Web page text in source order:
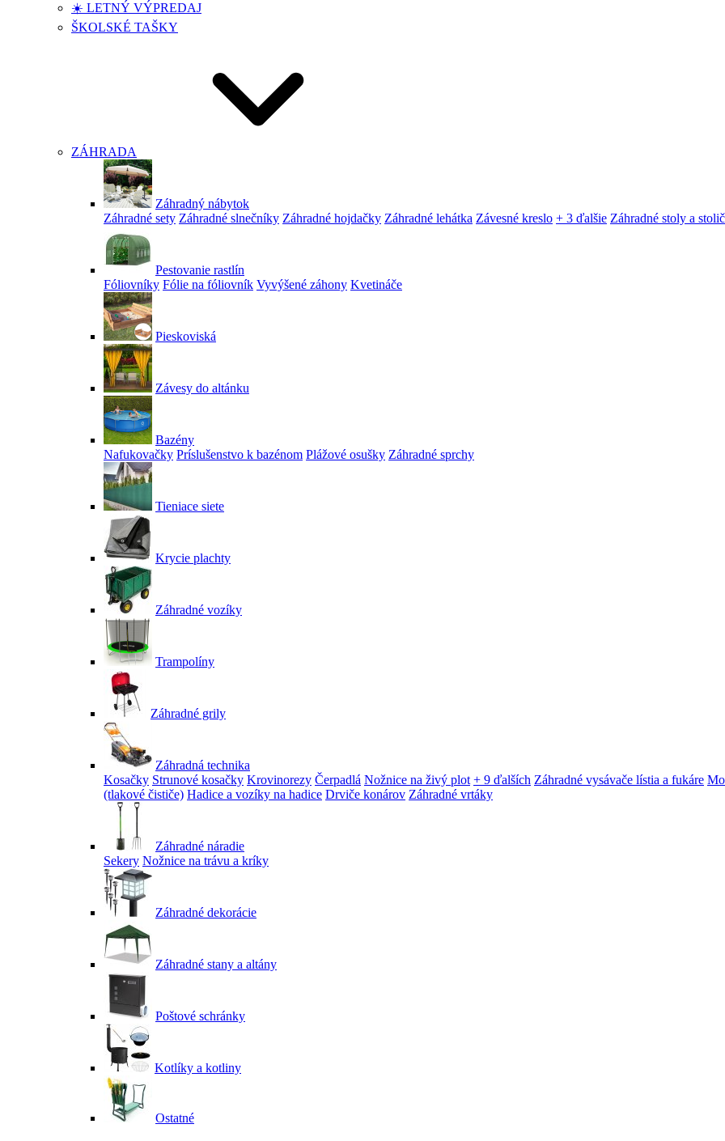
☀️ LETNÝ VÝPREDAJ
ŠKOLSKÉ TAŠKY
ZÁHRADA
Záhradný nábytok
Záhradné sety Záhradné slnečníky Záhradné hojdačky Záhradné lehátka Závesné kreslo + 3 ďalšie Záhradné stoly a
Pestovanie rastlín
Fóliovníky Fólie na fóliovník Vyvýšené záhony Kvetináče
Pieskoviská
Závesy do altánku
Bazény
Nafukovačky Príslušenstvo k bazénom Plážové osušky Záhradné sprchy
Tieniace siete
Krycie plachty
Záhradné vozíky
Trampolíny
Záhradné grily
Záhradná technika
Kosačky Strunové kosačky Krovinorezy Čerpadlá Nožnice na živý plot + 9 ďalších Záhradné vysávače lístia a fukáre
(tlakové čističe) Hadice a vozíky na hadice Drviče konárov Záhradné vrtáky
Záhradné náradie
Sekery Nožnice na trávu a kríky
Záhradné dekorácie
Záhradné stany a altány
Poštové schránky
Kotlíky a kotliny
Ostatné